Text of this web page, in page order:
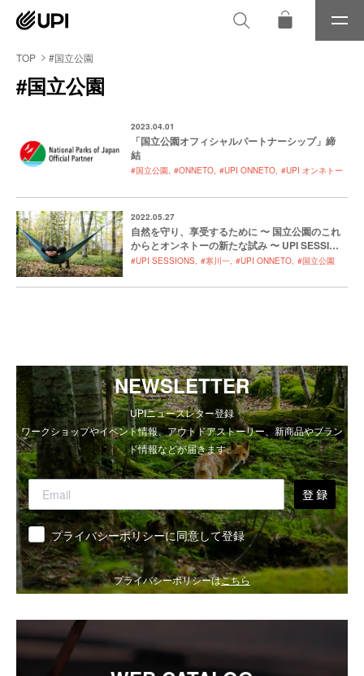
メ
ニ
TOP #国立公園
#国立公園
2023.04.01
「国立公園オフィシャルパートナーシップ」締
結
#国立公園 #ONNETO #UPI ONNETO #UPI オンネトー
2022.05.27
自然を守り、享受するために 〜 国立公園のこれ
からとオンネトーの新たな試み 〜 UPI SESSION
S VOl.9
#UPI SESSIONS #寒川一 #UPI ONNETO #国立公園
NEWSLETTER
UPIニュースレター登録
ワークショップやイベント情報、アウトドアストーリー、新商品やブラン
ド情報などが届きます。
登 録
同意 プライバシーポリシーに同意して登録
プライバシーポリシーはこちら